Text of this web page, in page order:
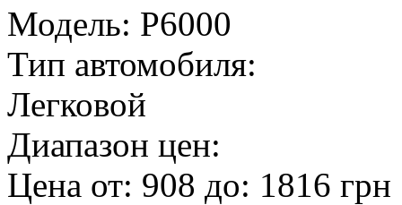
Модель: P6000
Тип автомобиля:
Легковой
Диапазон цен:
Цена от: 908 до: 1816 грн